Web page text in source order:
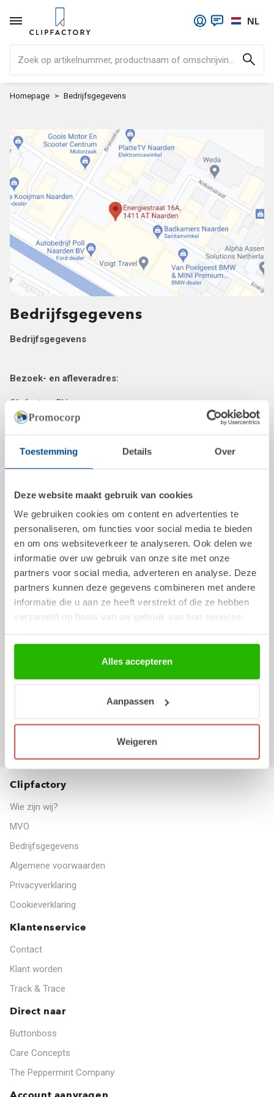
Toestemming Details Over
Deze website maakt gebruik van cookies
We gebruiken cookies om content en advertenties te
personaliseren, om functies voor social media te bieden
en om ons websiteverkeer te analyseren. Ook delen we
informatie over uw gebruik van onze site met onze
partners voor social media, adverteren en analyse. Deze
partners kunnen deze gegevens combineren met andere
informatie die u aan ze heeft verstrekt of die ze hebben
verzameld op basis van uw gebruik van hun services.
Alles accepteren
Aanpassen
Weigeren
Zoek op artikelnummer, productnaam of
NL
Homepage Bedrijfsgegevens
Bedrijfsgegevens
Bedrijfsgegevens
Bezoek- en afleveradres:
Clipfactory BV
Energiestraat 16A
1411 AT Naarden
Algemeen e-mail adres:info@clipfactory.com
Algemeen telefoonnummer: 023-5281961
KVK inschrijvingsnummer: 24241437
BTW nummer: NL802084369B01
IBAN nummer: NL94 RABO 0386 3404 39
Openingstijden:
Clipfactory
Wie zijn wij?
MVO
Bedrijfsgegevens
Algemene voorwaarden
Privacyverklaring
Cookieverklaring
Klantenservice
Contact
Klant worden
Track & Trace
Direct naar
Buttonboss
Care Concepts
The Peppermint Company